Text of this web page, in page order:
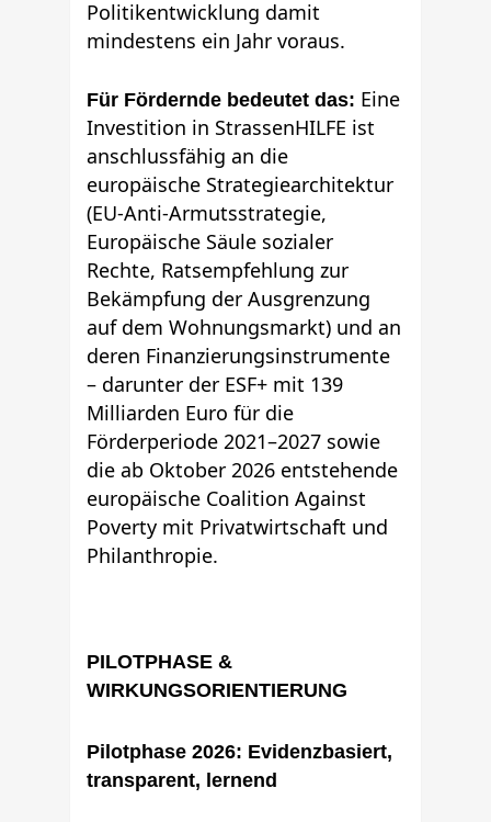
Politikentwicklung damit
mindestens ein Jahr voraus.
Für Fördernde bedeutet das: Eine
Investition in StrassenHILFE ist
anschlussfähig an die
europäische Strategiearchitektur
(EU-Anti-Armutsstrategie,
Europäische Säule sozialer
Rechte, Ratsempfehlung zur
Bekämpfung der Ausgrenzung
auf dem Wohnungsmarkt) und an
deren Finanzierungsinstrumente
– darunter der ESF+ mit 139
Milliarden Euro für die
Förderperiode 2021–2027 sowie
die ab Oktober 2026 entstehende
europäische Coalition Against
Poverty mit Privatwirtschaft und
Philanthropie.
PILOTPHASE &
WIRKUNGSORIENTIERUNG
Pilotphase 2026: Evidenzbasiert,
transparent, lernend